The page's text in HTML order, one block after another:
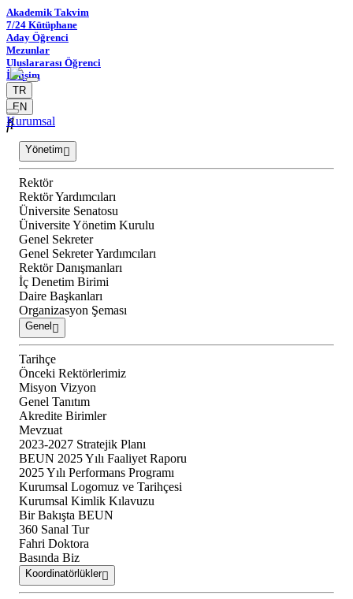
Akademik Takvim
7/24 Kütüphane
Aday Öğrenci
Mezunlar
Uluslararası Öğrenci
İletişim
TR
EN
Kurumsal
Yönetim
Rektör
Rektör Yardımcıları
Üniversite Senatosu
Üniversite Yönetim Kurulu
Genel Sekreter
Genel Sekreter Yardımcıları
Rektör Danışmanları
İç Denetim Birimi
Daire Başkanları
Organizasyon Şeması
Genel
Tarihçe
Önceki Rektörlerimiz
Misyon Vizyon
Genel Tanıtım
Akredite Birimler
Mevzuat
2023-2027 Stratejik Planı
BEUN 2025 Yılı Faaliyet Raporu
2025 Yılı Performans Programı
Kurumsal Logomuz ve Tarihçesi
Kurumsal Kimlik Kılavuzu
Bir Bakışta BEUN
360 Sanal Tur
Fahri Doktora
Basında Biz
Koordinatörlükler